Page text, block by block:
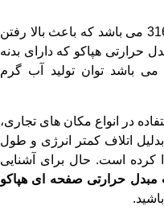
جنس این مبدل ها از استنلس استیل 316 می باشد که باعث بالا رفتن
حرارتی هپاکو که دارای بدنه
راندمان 95 درصدی می باشد توان تولید آب گرم
در انواع مکان های تجاری،
اتلاف کمتر انرژی و طول
کرده است. حال برای آشنایی
مبدل حرارتی صفحه ای هپاکو